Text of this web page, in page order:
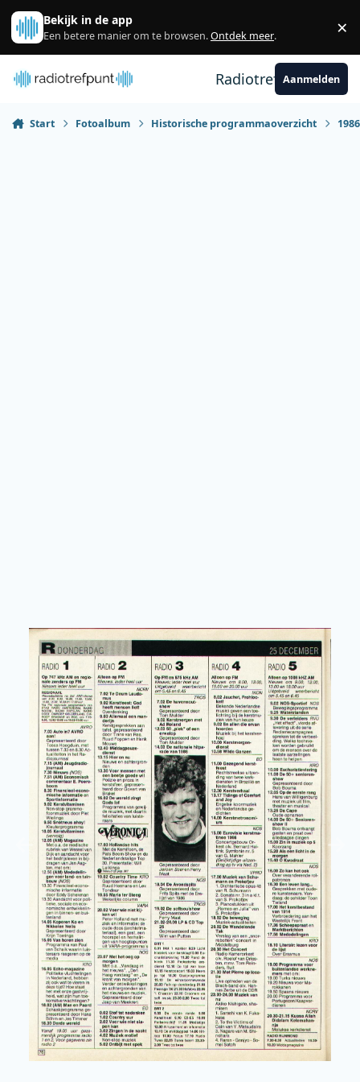
Spring naar bijdragen
Bekijk in de app
Een betere manier om te browsen.Ontdek meer. ×
RadiotrefpuntAanmelden
Start Fotoalbum Historische programmaoverzicht 1986